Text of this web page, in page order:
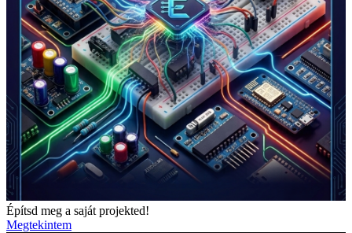
Építsd meg a saját projekted!
Megtekintem